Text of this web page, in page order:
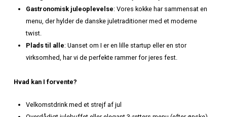
Er I klar til at tage jeres firmajulefrokost til nye højder?
Spiseri
det sidste glas gløgg er drukket.
Hvorfor vælge KRAM Spiseri til jeres julefrokost?
Fantastisk beliggenhed
: Nyd panoramaudsigten